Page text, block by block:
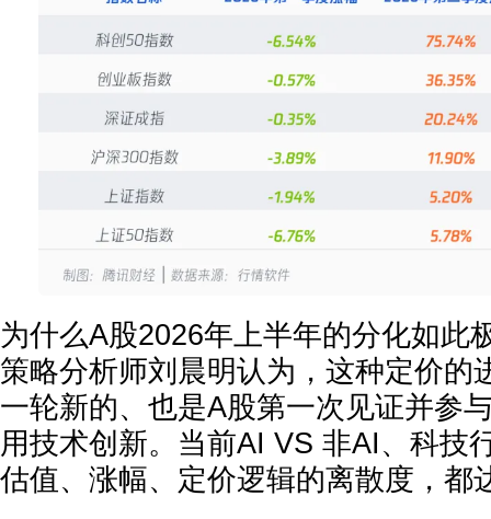
为什么A股2026年上半年的分化如此
策略分析师刘晨明认为，这种定价的
一轮新的、也是A股第一次见证并参
用技术创新。当前AI VS 非AI、科技
估值、涨幅、定价逻辑的离散度，都